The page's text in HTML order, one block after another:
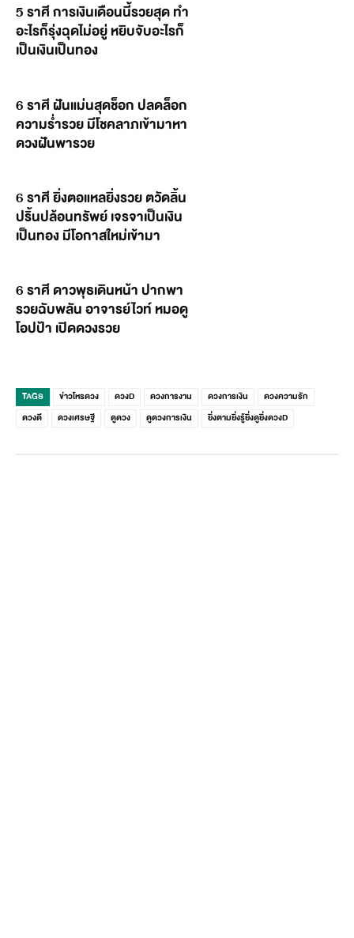
5 ราศี การเงินเดือนนี้รวยสุด ทำ
อะไรก็รุ่งฉุดไม่อยู่ หยิบจับอะไรก็
เป็นเงินเป็นทอง
6 ราศี ฝันแม่นสุดช็อก ปลดล็อก
ความร่ำรวย มีโชคลาภเข้ามาหา
ดวงฝันพารวย
6 ราศี ยิ่งตอแหลยิ่งรวย ตวัดลิ้น
ปริ้นปล้อนทรัพย์ เจรจาเป็นเงิน
เป็นทอง มีโอกาสใหม่เข้ามา
6 ราศี ดาวพุธเดินหน้า ปากพา
รวยฉับพลัน อาจารย์ไวท์ หมอดู
โอปป้า เปิดดวงรวย
TAGS ข่าวโหรดวง ดวงD ดวงการงาน ดวงการเงิน
ดวงความรัก
ดวงดี
ดวงเศรษฐี ดูดวง ดูดวงการเงิน ยิ่งตามยิ่งรู้ยิ่งดูยิ่งดวงD